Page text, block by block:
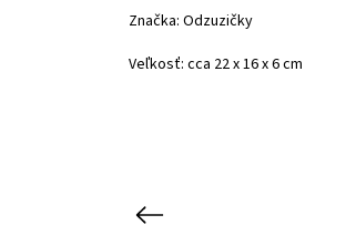
Značka: Odzuzičky
Veľkosť: cca 22 x 16 x 6 cm
Previous